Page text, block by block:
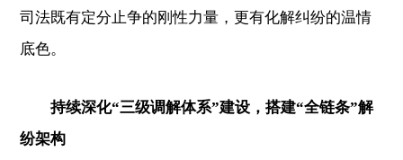
司法既有定分止争的刚性力量，更有化解纠纷的温情
底色。
持续深化“三级调解体系”建设，搭建“全链条”解
纷架构